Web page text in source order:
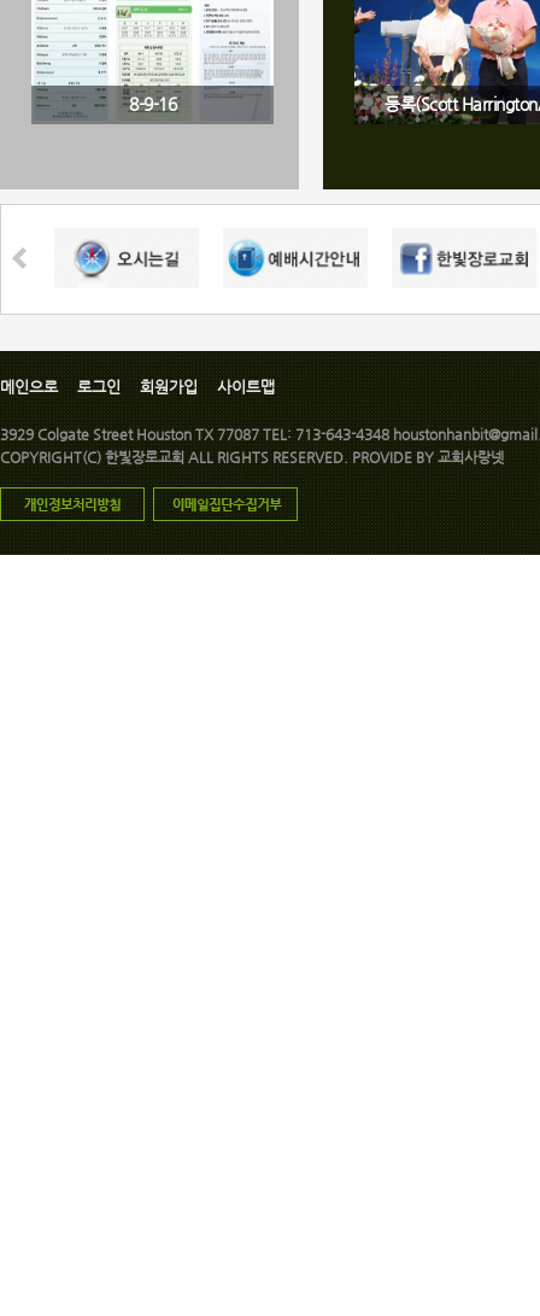
8-9-16 등록(Scott
메인으로 로그인 회원가입 사이트맵
3929 Colgate Street Houston TX 77087 TEL: 713-643-4348
COPYRIGHT(C) 한빛장로교회 ALL RIGHTS RESERVED. PROVIDE BY 교회사랑넷